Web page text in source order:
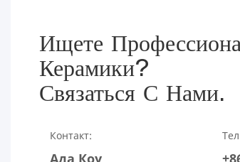
Ищете
Керамики?
Связаться С Нами.
Контакт:
Ада Коу